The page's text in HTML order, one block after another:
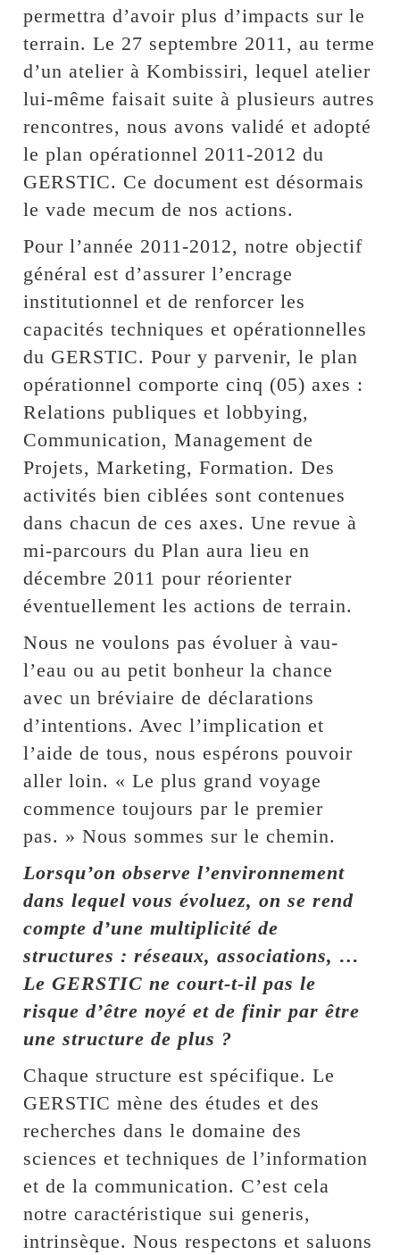
permettra d’avoir plus d’impacts sur le
terrain. Le 27 septembre 2011, au terme
d’un atelier à Kombissiri, lequel atelier
lui-même faisait suite à plusieurs autres
rencontres, nous avons validé et adopté
le plan opérationnel 2011-2012 du
GERSTIC. Ce document est désormais
le vade mecum de nos actions.
Pour l’année 2011-2012, notre objectif
général est d’assurer l’encrage
institutionnel et de renforcer les
capacités techniques et opérationnelles
du GERSTIC. Pour y parvenir, le plan
opérationnel comporte cinq (05) axes :
Relations publiques et lobbying,
Communication, Management de
Projets, Marketing, Formation. Des
activités bien ciblées sont contenues
dans chacun de ces axes. Une revue à
mi-parcours du Plan aura lieu en
décembre 2011 pour réorienter
éventuellement les actions de terrain.
Nous ne voulons pas évoluer à vau-
l’eau ou au petit bonheur la chance
avec un bréviaire de déclarations
d’intentions. Avec l’implication et
l’aide de tous, nous espérons pouvoir
aller loin. « Le plus grand voyage
commence toujours par le premier
pas. » Nous sommes sur le chemin.
Lorsqu’on observe l’environnement
dans lequel vous évoluez, on se rend
compte d’une multiplicité de
structures : réseaux, associations, …
Le GERSTIC ne court-t-il pas le
risque d’être noyé et de finir par être
une structure de plus ?
Chaque structure est spécifique. Le
GERSTIC mène des études et des
recherches dans le domaine des
sciences et techniques de l’information
et de la communication. C’est cela
notre caractéristique sui generis,
intrinsèque. Nous respectons et saluons